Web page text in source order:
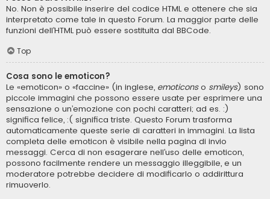
No. Non è possibile inserire del codice HTML e ottenere che sia
interpretato come tale in questo Forum. La maggior parte delle
funzioni dell’HTML può essere sostituita dal BBCode.
Top
Cosa sono le emoticon?
Le «emoticon» o «faccine» (in inglese, emoticonso smileys) sono
piccole immagini che possono essere usate per esprimere una
sensazione o un’emozione con pochi caratteri; ad es. :)
significa felice, :( significa triste. Questo Forum trasforma
automaticamente queste serie di caratteri in immagini. La lista
completa delle emoticon è visibile nella pagina di invio
messaggi. Cerca di non esagerare nell’uso delle emoticon,
possono facilmente rendere un messaggio illeggibile, e un
moderatore potrebbe decidere di modificarlo o addirittura
rimuoverlo.